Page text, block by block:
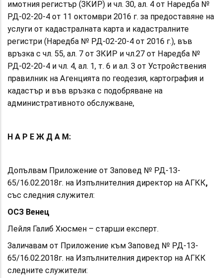
имотния регистър (ЗКИР) и чл. 30, ал. 4 от Наредба №
РД-02-20-4 от 11 октомври 2016 г. за предоставяне на
услуги от кадастралната карта и кадастралните
регистри (Наредба № РД-02-20-4 от 2016 г.), във
връзка с чл. 55, ал. 7 от ЗКИР и чл.27 от Наредба №
РД-02-20-4 и чл. 4, ал. 1, т. 6 и ал. 3 от Устройствения
правилник на Агенцията по геодезия, картография и
кадастър и във връзка с подобряване на
административното обслужване,
Н А Р Е Ж Д А М:
Допълвам Приложение от Заповед № РД-13-
65/16.02.2018г. на Изпълнителния директор на АГКК,
със следния служител:
ОСЗ Венец
Лейля Галиб Хюсмен – старши експерт.
Заличавам от Приложение към Заповед № РД-13-
65/16.02.2018г. на Изпълнителния директор на АГКК
следните служители: